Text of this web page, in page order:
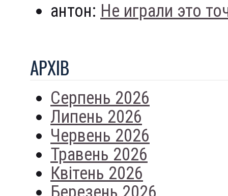
антон: Не играли это
АРХIВ
Серпень 2026
Липень 2026
Червень 2026
Травень 2026
Квітень 2026
Березень 2026